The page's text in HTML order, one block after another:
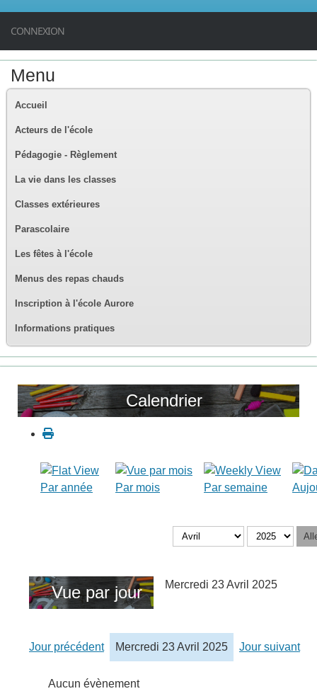
CONNEXION
Menu
Accueil
Acteurs de l'école
Pédagogie - Règlement
La vie dans les classes
Classes extérieures
Parascolaire
Les fêtes à l'école
Menus des repas chauds
Inscription à l'école Aurore
Informations pratiques
Calendrier
Par année Par mois Par semaine
Vue par jour Mercredi 23 Avril 2025
Jour précédent Mercredi 23 Avril 2025 Jour suivant
Aucun évènement